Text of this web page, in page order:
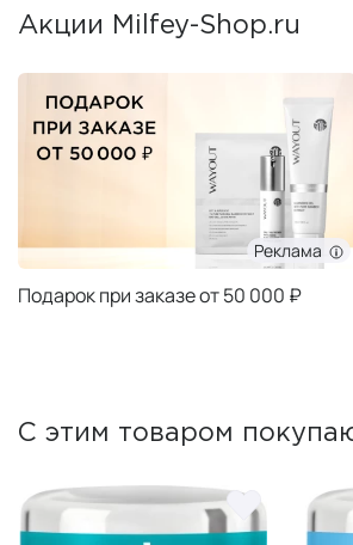
Акции Milfey-Shop.ru
Реклама
Подарок при заказе от 50 000 ₽
С этим товаром